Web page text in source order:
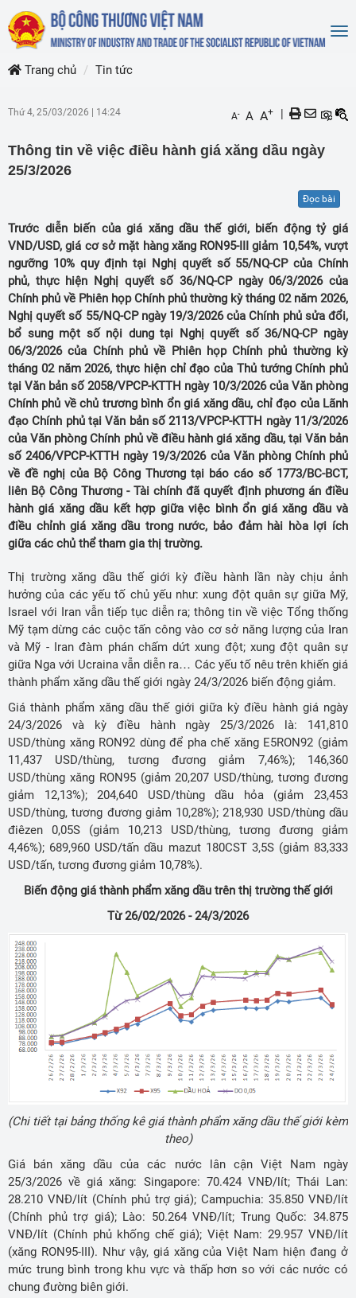
Trang chủ
Tin tức
Thứ 4, 25/03/2026 14:24 A- A A+ |
Thông tin về việc điều hành giá xăng dầu ngày
25/3/2026
Đọc bài
Trước diễn biến của giá xăng dầu thế giới, biến động tỷ giá
VND/USD, giá cơ sở mặt hàng xăng RON95-III giảm 10,54%, vượt
ngưỡng 10% quy định tại Nghị quyết số 55/NQ-CP của Chính
phủ, thực hiện Nghị quyết số 36/NQ-CP ngày 06/3/2026 của
Chính phủ về Phiên họp Chính phủ thường kỳ tháng 02 năm 2026,
Nghị quyết số 55/NQ-CP ngày 19/3/2026 của Chính phủ sửa đổi,
bổ sung một số nội dung tại Nghị quyết số 36/NQ-CP ngày
06/3/2026 của Chính phủ về Phiên họp Chính phủ thường kỳ
tháng 02 năm 2026, thực hiện chỉ đạo của Thủ tướng Chính phủ
tại Văn bản số 2058/VPCP-KTTH ngày 10/3/2026 của Văn phòng
Chính phủ về chủ trương bình ổn giá xăng dầu, chỉ đạo của Lãnh
đạo Chính phủ tại Văn bản số 2113/VPCP-KTTH ngày 11/3/2026
của Văn phòng Chính phủ về điều hành giá xăng dầu, tại Văn bản
số 2406/VPCP-KTTH ngày 19/3/2026 của Văn phòng Chính phủ
về đề nghị của Bộ Công Thương tại báo cáo số 1773/BC-BCT,
liên Bộ Công Thương - Tài chính đã quyết định phương án điều
hành giá xăng dầu kết hợp giữa việc bình ổn giá xăng dầu và
điều chỉnh giá xăng dầu trong nước, bảo đảm hài hòa lợi ích
giữa các chủ thể tham gia thị trường.
Thị trường xăng dầu thế giới kỳ điều hành lần này chịu ảnh
hưởng của các yếu tố chủ yếu như: xung đột quân sự giữa Mỹ,
Israel với Iran vẫn tiếp tục diễn ra; thông tin về việc Tổng thống
Mỹ tạm dừng các cuộc tấn công vào cơ sở năng lượng của Iran
và Mỹ - Iran đàm phán chấm dứt xung đột; xung đột quân sự
giữa Nga với Ucraina vẫn diễn ra… Các yếu tố nêu trên khiến giá
thành phẩm xăng dầu thế giới ngày 24/3/2026 biến động giảm.
Giá thành phẩm xăng dầu thế giới giữa kỳ điều hành giá ngày
24/3/2026 và kỳ điều hành ngày 25/3/2026 là: 141,810
USD/thùng xăng RON92 dùng để pha chế xăng E5RON92 (giảm
11,437 USD/thùng, tương đương giảm 7,46%); 146,360
USD/thùng xăng RON95 (giảm 20,207 USD/thùng, tương đương
giảm 12,13%); 204,640 USD/thùng dầu hỏa (giảm 23,453
USD/thùng, tương đương giảm 10,28%); 218,930 USD/thùng dầu
điêzen 0,05S (giảm 10,213 USD/thùng, tương đương giảm
4,46%); 689,960 USD/tấn dầu mazut 180CST 3,5S (giảm 83,333
USD/tấn, tương đương giảm 10,78%).
Biến động giá thành phẩm xăng dầu trên thị trường thế giới
Từ 26/02/2026 - 24/3/2026
(Chi tiết tại bảng thống kê giá thành phẩm xăng dầu thế giới kèm
theo)
Giá bán xăng dầu của các nước lân cận Việt Nam ngày
25/3/2026 về giá xăng: Singapore: 70.424 VNĐ/lít; Thái Lan:
28.210 VNĐ/lít (Chính phủ trợ giá); Campuchia: 35.850 VNĐ/lít
(Chính phủ trợ giá); Lào: 50.264 VNĐ/lít; Trung Quốc: 34.875
VNĐ/lít (Chính phủ khống chế giá); Việt Nam: 29.957 VNĐ/lít
(xăng RON95-III). Như vậy, giá xăng của Việt Nam hiện đang ở
mức trung bình trong khu vực và thấp hơn so với các nước có
chung đường biên giới.